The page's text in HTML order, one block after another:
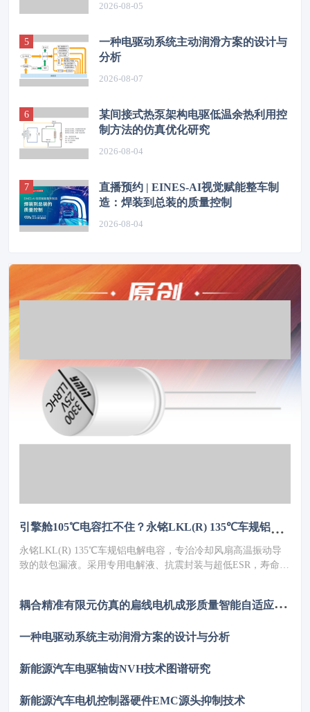
2026-08-05
一种电驱动系统主动润滑方案的设计与
分析
2026-08-07
某间接式热泵架构电驱低温余热利用控
制方法的仿真优化研究
2026-08-04
直播预约 | EINES-AI视觉赋能整车制
造：焊装到总装的质量控制
2026-08-04
引擎舱105℃电容扛不住？永铭LKL(R) 135℃车规铝电解电容，破解冷却风扇高温振动失效难题
永铭LKL(R) 135℃车规铝电解电容，专治冷却风扇高温振动导
致的鼓包漏液。采用专用电解液、抗震封装与超低ESR，寿命超
近零，全生命周期成本优势显著，助力国产化替代。
耦
合精准有限元仿真的扁线电机成形质量智能自适应管控数字孪生系统
一种电驱动系统主动润滑方案的设计与分析
新能源汽车电驱轴齿NVH技术图谱研究
新能源汽车电机控制器硬件EMC源头抑制技术